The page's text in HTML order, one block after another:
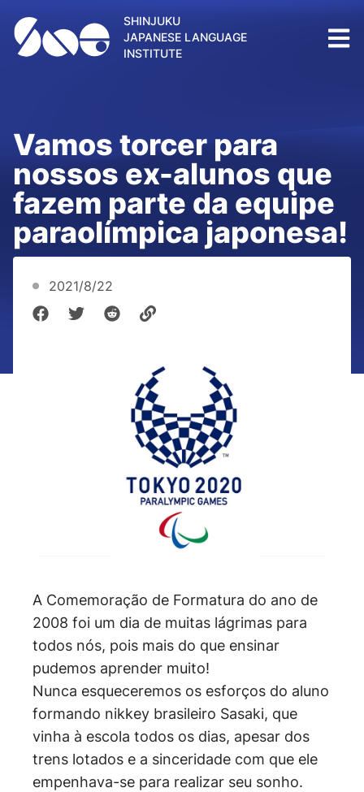
SHINJUKU
JAPANESE LANGUAGE
INSTITUTE
Vamos torcer para
nossos ex-alunos que
fazem parte da equipe
paraolímpica japonesa!
2021/8/22
A Comemoração de Formatura do ano de
2008 foi um dia de muitas lágrimas para
todos nós, pois mais do que ensinar
pudemos aprender muito!
Nunca esqueceremos os esforços do aluno
formando nikkey brasileiro Sasaki, que
vinha à escola todos os dias, apesar dos
trens lotados e a sinceridade com que ele
empenhava-se para realizar seu sonho.